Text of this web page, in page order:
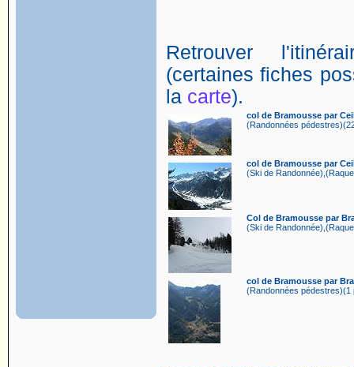
Retrouver
(certaines fiches
la carte).
col de Bramousse par
(Randonnées
col de Bramousse par
(Ski de
Col de Bramousse par
(Ski de
col de Bramousse par
(Randonnées pédestres)(1